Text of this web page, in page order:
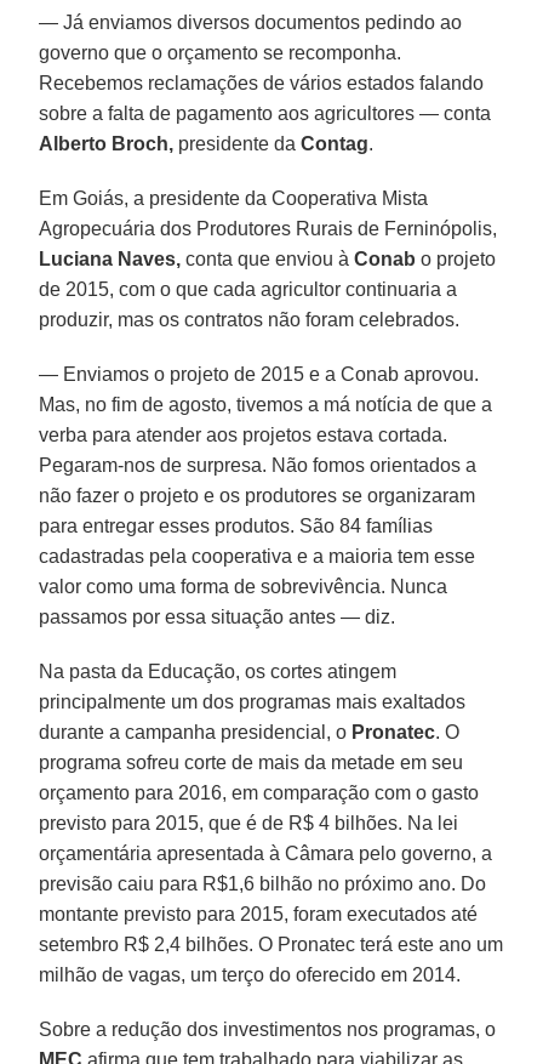
— Já enviamos diversos documentos pedindo ao
governo que o orçamento se recomponha.
Recebemos reclamações de vários estados falando
sobre a falta de pagamento aos agricultores — conta
Alberto Broch, presidente daContag.
Em Goiás, a presidente da Cooperativa Mista
Agropecuária dos Produtores Rurais de Ferninópolis,
Luciana Naves, conta que enviou àConab o projeto
de 2015, com o que cada agricultor continuaria a
produzir, mas os contratos não foram celebrados.
— Enviamos o projeto de 2015 e a Conab aprovou.
Mas, no fim de agosto, tivemos a má notícia de que a
verba para atender aos projetos estava cortada.
Pegaram-nos de surpresa. Não fomos orientados a
não fazer o projeto e os produtores se organizaram
para entregar esses produtos. São 84 famílias
cadastradas pela cooperativa e a maioria tem esse
valor como uma forma de sobrevivência. Nunca
passamos por essa situação antes — diz.
Na pasta da Educação, os cortes atingem
principalmente um dos programas mais exaltados
durante a campanha presidencial, o Pronatec. O
programa sofreu corte de mais da metade em seu
orçamento para 2016, em comparação com o gasto
previsto para 2015, que é de R$ 4 bilhões. Na lei
orçamentária apresentada à Câmara pelo governo, a
previsão caiu para R$1,6 bilhão no próximo ano. Do
montante previsto para 2015, foram executados até
setembro R$ 2,4 bilhões. O Pronatec terá este ano um
milhão de vagas, um terço do oferecido em 2014.
Sobre a redução dos investimentos nos programas, o
MEC afirma que tem trabalhado para viabilizar as